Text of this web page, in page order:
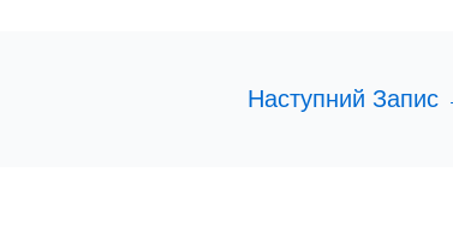
Наступний Запис